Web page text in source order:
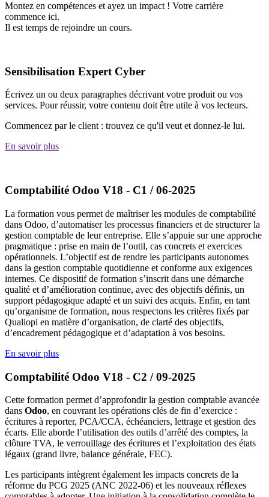
Montez en compétences et ayez un impact ! Votre carrière
commence ici.
Il est temps de rejoindre un cours.
Sensibilisation Expert Cyber
Écrivez un ou deux paragraphes décrivant votre produit ou vos
services. Pour réussir, votre contenu doit être utile à vos lecteurs.
Commencez par le client : trouvez ce qu'il veut et donnez-le lui.
En savoir plus
Comptabilité Odoo V18 - C1 / 06-2025
La formation vous permet de maîtriser les modules de comptabilité
dans Odoo, d’automatiser les processus financiers et de structurer la
gestion comptable de leur entreprise. Elle s’appuie sur une approche
pragmatique : prise en main de l’outil, cas concrets et exercices
opérationnels. L’objectif est de rendre les participants autonomes
dans la gestion comptable quotidienne et conforme aux exigences
internes. Ce dispositif de formation s’inscrit dans une démarche
qualité et d’amélioration continue, avec des objectifs définis, un
support pédagogique adapté et un suivi des acquis. Enfin, en tant
qu’organisme de formation, nous respectons les critères fixés par
Qualiopi en matière d’organisation, de clarté des objectifs,
d’encadrement pédagogique et d’adaptation à vos besoins.
En savoir plus
Comptabilité Odoo V18 - C2 / 09-2025
Cette formation permet d’approfondir la gestion comptable avancée
dans Odoo, en couvrant les opérations clés de fin d’exercice :
écritures à reporter, PCA/CCA, échéanciers, lettrage et gestion des
écarts. Elle aborde l’utilisation des outils d’arrêté des comptes, la
clôture TVA, le verrouillage des écritures et l’exploitation des états
légaux (grand livre, balance générale, FEC).
Les participants intègrent également les impacts concrets de la
réforme du PCG 2025 (ANC 2022-06) et les nouveaux réflexes